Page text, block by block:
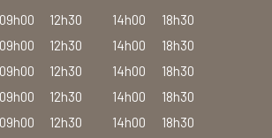
09h00 12h30 14h00
18h30
09h00 12h30 14h00
18h30
09h00 12h30 14h00
18h30
09h00 12h30 14h00
18h30
09h00 12h30 14h00
18h30